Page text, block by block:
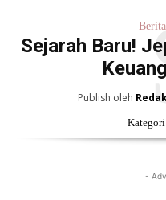
Sejarah Baru!
Publish oleh
-